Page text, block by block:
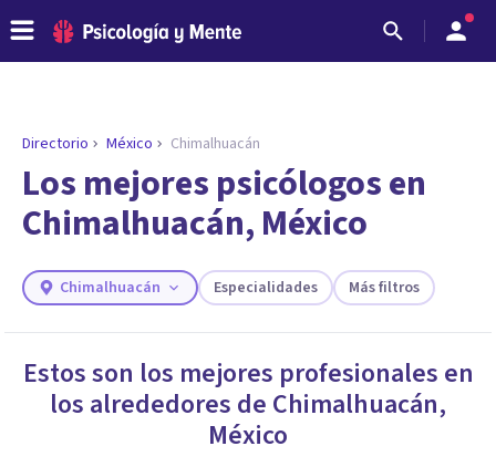
ENCONTRAR MI TERAPEUTA
¿Necesitas ayuda para encontrar el
psicólogo adecuado?
Responde a unas breves preguntas y te ofreceremos
necesidades.
Directorio México Chimalhuacán
Los mejores psicólogos en
Chimalhuacán, México
Chimalhuacán Especialidades Más filtros
Estos son los mejores profesionales en
los alrededores de Chimalhuacán,
México